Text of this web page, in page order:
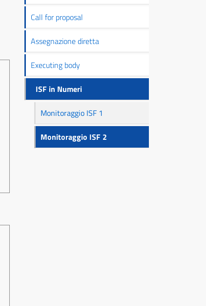
principale
Call for proposal
Assegnazione diretta
Executing body
ISF in Numeri
Monitoraggio ISF 1
Monitoraggio ISF 2